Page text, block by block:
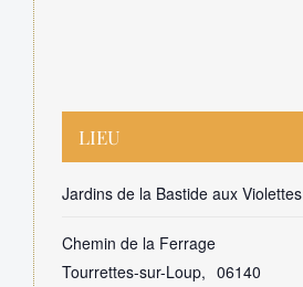
LIEU
Jardins de la Bastide aux Violettes
Chemin de la Ferrage
Tourrettes-sur-Loup, 06140